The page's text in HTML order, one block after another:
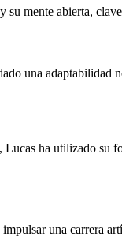
mente abierta,
una adaptabilidad
ha utilizado su
una carrera